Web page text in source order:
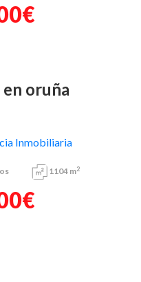
en oruña
1104 m2